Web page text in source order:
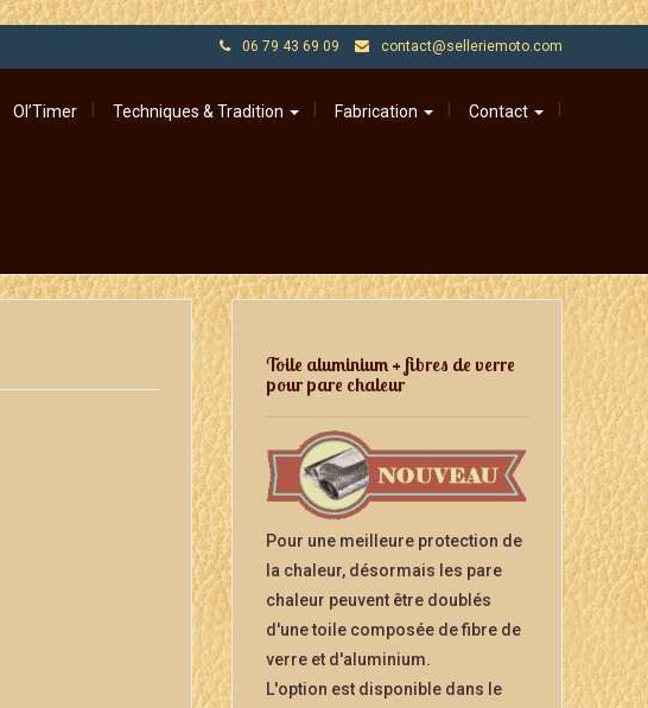
06 79 43 69 09 contact@selleriemoto.com
Ol’Timer Techniques & Tradition Fabrication Contact
Toile aluminium + fibres de verre
pour pare chaleur
Pour une meilleure protection de
la chaleur, désormais les pare
chaleur peuvent être doublés
d'une toile composée de fibre de
verre et d'aluminium.
L'option est disponible dans le